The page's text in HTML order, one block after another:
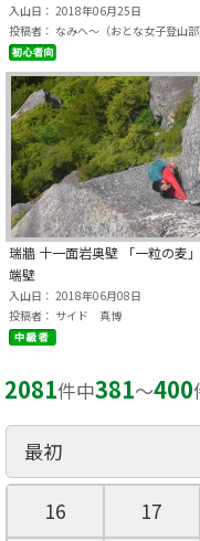
入山日： 2018年06月25日
投稿者： なみへ～（おとな女子登山部
瑞牆 十一面岩奥壁 「一粒の麦
端壁
入山日： 2018年06月08日
投稿者： サイド 真博
2081件中381〜400
最初
16 17